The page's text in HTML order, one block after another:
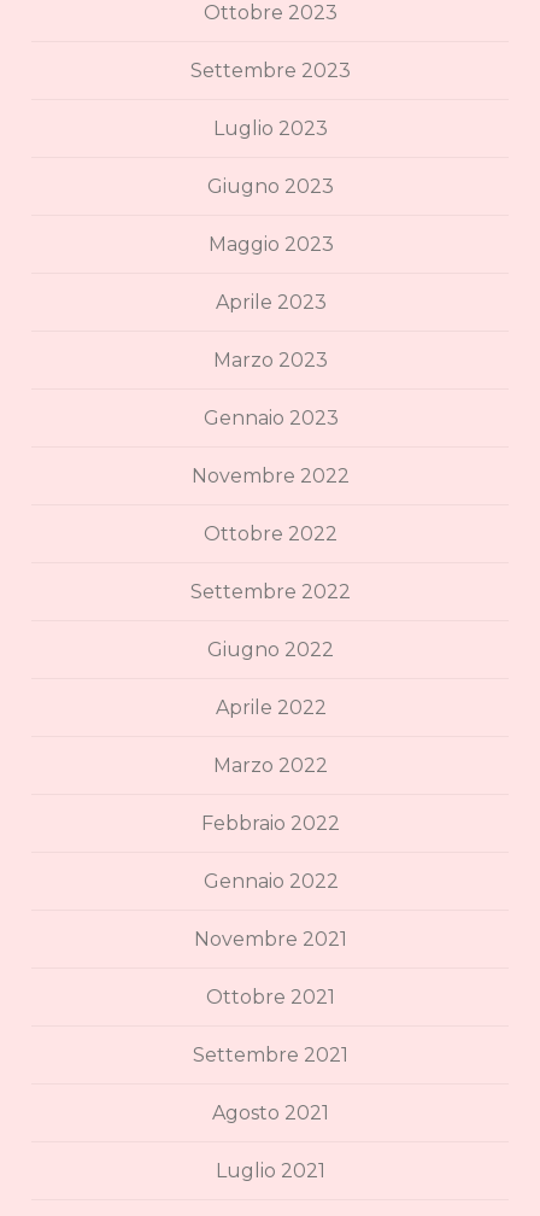
Ottobre 2023
Settembre 2023
Luglio 2023
Giugno 2023
Maggio 2023
Aprile 2023
Marzo 2023
Gennaio 2023
Novembre 2022
Ottobre 2022
Settembre 2022
Giugno 2022
Aprile 2022
Marzo 2022
Febbraio 2022
Gennaio 2022
Novembre 2021
Ottobre 2021
Settembre 2021
Agosto 2021
Luglio 2021